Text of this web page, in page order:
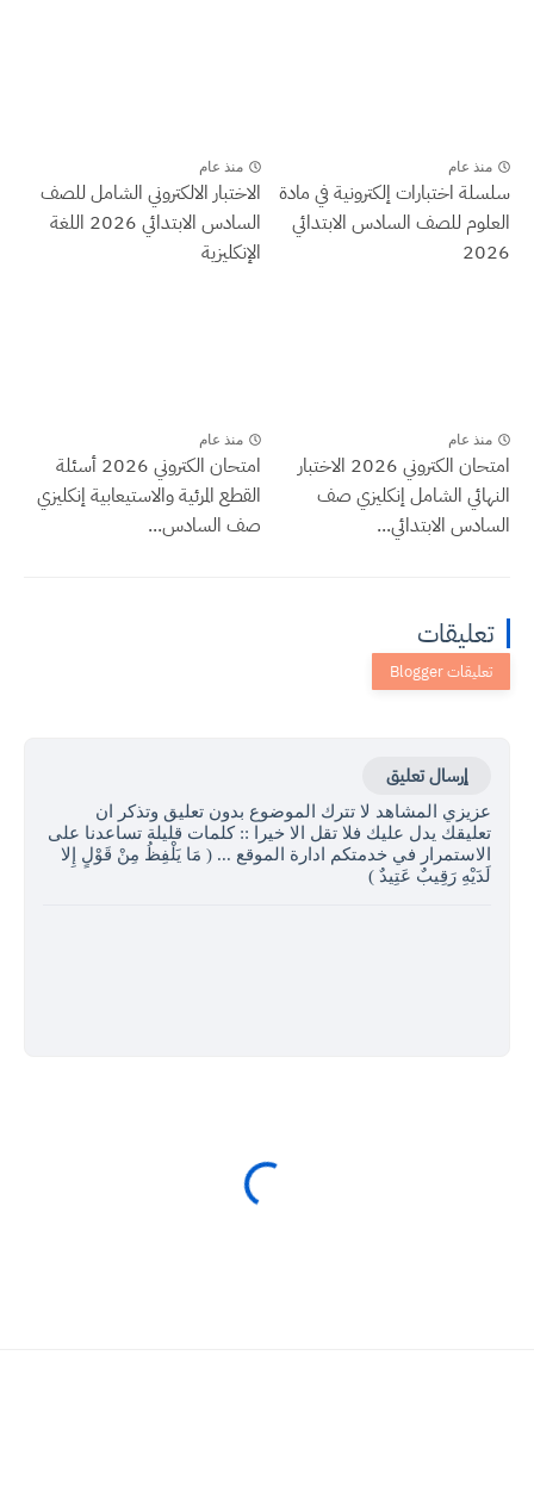
منذ عام
سلسلة اختبارات إلكترونية في مادة
العلوم للصف السادس الابتدائي
2026
منذ عام
الاختبار الالكتروني الشامل للصف
السادس الابتدائي 2026 اللغة
الإنكليزية
منذ عام
امتحان الكتروني 2026 الاختبار
النهائي الشامل إنكليزي صف
السادس الابتدائي...
منذ عام
امتحان الكتروني 2026 أسئلة
القطع المرئية والاستيعابية إنكليزي
صف السادس...
تعليقات
إرسال تعليق
عزيزي المشاهد لا تترك الموضوع بدون تعليق وتذكر ان
تعليقك يدل عليك فلا تقل الا خيرا :: كلمات قليلة تساعدنا على
الاستمرار في خدمتكم ادارة الموقع ... ( مَا يَلْفِظُ مِنْ قَوْلٍ إِلا
لَدَيْهِ رَقِيبٌ عَتِيدٌ )